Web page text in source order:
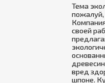
Тема
пожалуй,
своей
вред
шпоне.